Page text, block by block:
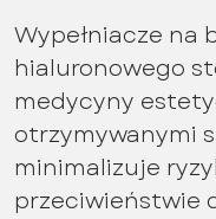
Wypełniacze na
hialuronowego
medycyny
otrzymywanymi
minimalizuje
przeciwieństwie